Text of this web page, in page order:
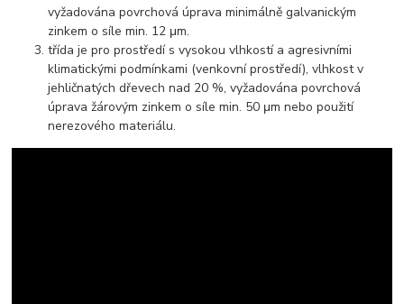
vyžadována povrchová úprava minimálně galvanickým
zinkem o síle min. 12 μm.
třída je pro prostředí s vysokou vlhkostí a agresivními
klimatickými podmínkami (venkovní prostředí), vlhkost v
jehličnatých dřevech nad 20 %, vyžadována povrchová
úprava žárovým zinkem o síle min. 50 μm nebo použití
nerezového materiálu.